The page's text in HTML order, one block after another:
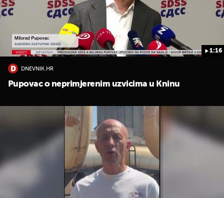
1:16
DNEVNIK.HR
Pupovac o neprimjerenim uzvicima u Kninu